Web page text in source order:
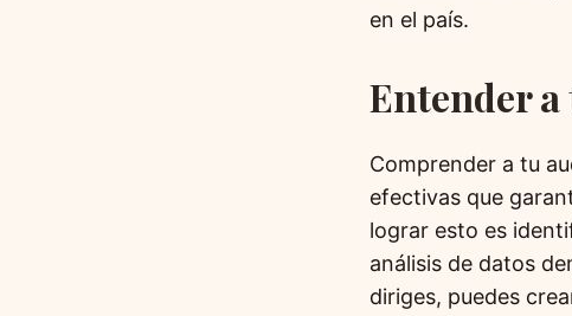
en el país.
Entender
Comprender a tu
efectivas que
lograr esto es
análisis de datos
diriges, puedes